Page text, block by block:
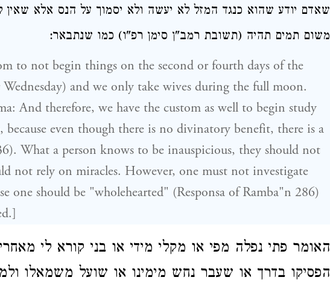
שאדם יודע שהוא כנגד המזל לא יעשה ולא יסמוך על הנס אלא שאין
משום תמים תהיה (תשובת רמב"ן סימן רפ"ו) כמו שנתבאר:
to not begin things on the second or fourth days of the
and we only take wives during the full moon.
And therefore, we have the custom as well to begin study
because even though there is no divinatory benefit, there is a
What a person knows to be inauspicious, they should not
not rely on miracles. However, one must not investigate
one should be "wholehearted" (Responsa of Ramba"n 286)
האומר פתי נפלה מפי או מקלי מידי או בני קורא לי
הפסיקו בדרך או שעבר נחש מימינו או שועל משמאלו